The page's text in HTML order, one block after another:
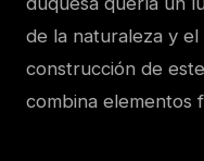
de la naturaleza y
construcción de
combina elementos